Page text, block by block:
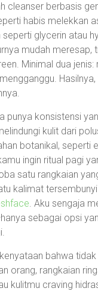
cleanser berbasis
habis melekkan
glycerin atau
mudah meresap,
Minimal dua
punya konsistensi
kulit dari
botanikal, seperti
ingin ritual pagi
satu rangkaian
kalimat
. Aku sengaja
sebagai opsi
bahwa
orang, rangkaian
kulitmu craving